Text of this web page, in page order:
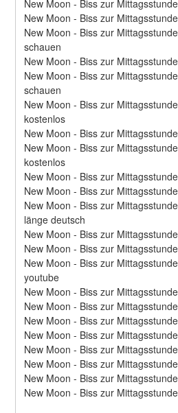
New Moon - Biss zur
New Moon - Biss zur
New Moon - Biss zur
schauen
New Moon - Biss zur
New Moon - Biss zur
schauen
New Moon - Biss zur
kostenlos
New Moon - Biss zur
New Moon - Biss zur
kostenlos
New Moon - Biss zur
New Moon - Biss zur
New Moon - Biss zur
länge deutsch
New Moon - Biss zur
New Moon - Biss zur
New Moon - Biss zur
youtube
New Moon - Biss zur
New Moon - Biss zur
New Moon - Biss zur
New Moon - Biss zur
New Moon - Biss zur
New Moon - Biss zur
New Moon - Biss zur
New Moon - Biss zur